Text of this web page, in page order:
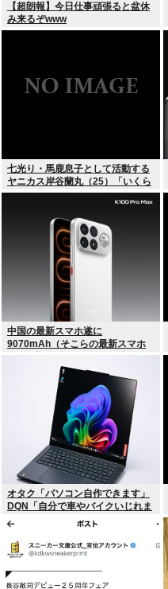
【超朗報】今日仕事頑張ると盆休
み来るぞwww
七光り・馬鹿息子として活動する
ヤニカス岸谷蘭丸（25）「いくら
税金を我々が払ってるんだと」
中国の最新スマホ遂に
9070mAh（そこらの最新スマホ
の約2倍）のバッテリーを積んで
オタク「パソコン自作できます」
DQN「自分で車やバイクいじれま
す」